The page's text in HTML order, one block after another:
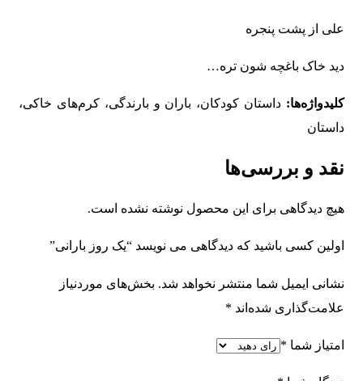
علی از پشت پنجره
دید خاک باغچه شون تره…
کلیدواژه‌ها: داستان کودکان، باران و بارندگی، کرم‌های خاکی،
داستان
نقد و بررسی‌ها
هیچ دیدگاهی برای این محصول نوشته نشده است.
اولین کسی باشید که دیدگاهی می نویسد “یک روز بارانی”
نشانی ایمیل شما منتشر نخواهد شد. بخش‌های موردنیاز
علامت‌گذاری شده‌اند *
امتیاز شما *